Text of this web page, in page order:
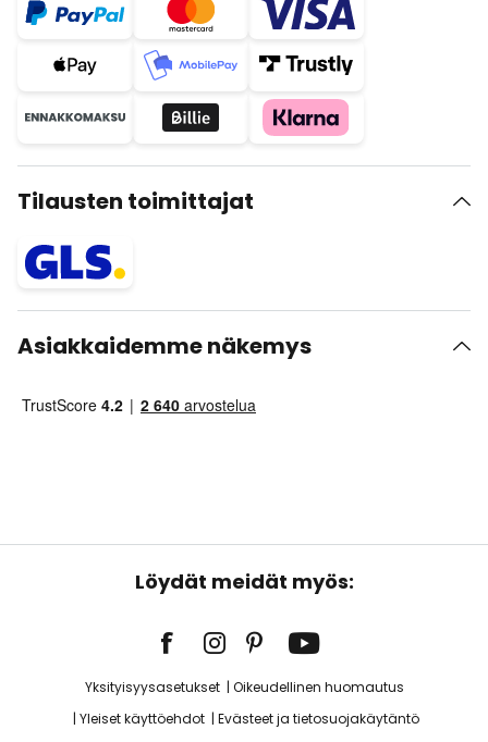
Tilausten toimittajat
Asiakkaidemme näkemys
Löydät meidät myös:
Yksityisyysasetukset
Oikeudellinen huomautus
Yleiset käyttöehdot
Evästeet ja tietosuojakäytäntö